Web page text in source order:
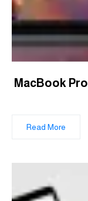
أبل تطلق الجيل الجديد من أجهزة MacBook Pro
Read More